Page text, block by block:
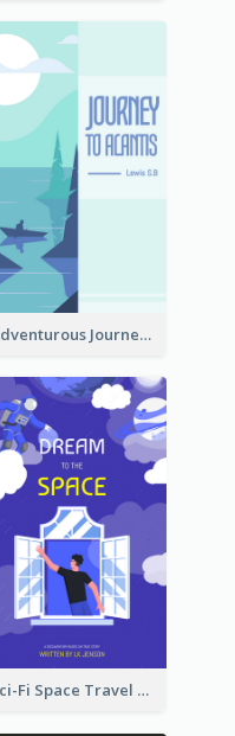
Adventurous Journey To Island Book Cover
Sci-Fi Space Travel Dream Book Cover Design